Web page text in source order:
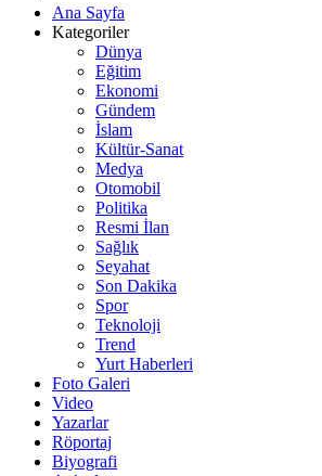
Ana Sayfa
Kategoriler
Dünya
Eğitim
Ekonomi
Gündem
İslam
Kültür-Sanat
Medya
Otomobil
Politika
Resmi İlan
Sağlık
Seyahat
Son Dakika
Spor
Teknoloji
Trend
Yurt Haberleri
Foto Galeri
Video
Yazarlar
Röportaj
Biyografi